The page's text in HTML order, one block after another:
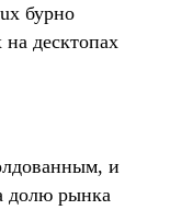
бурно
десктопах
и
долю рынка